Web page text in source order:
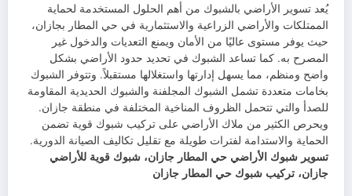
يُعد تسوير الأراضي بالشبوك من أهم الحلول المستخدمة لحماية
الممتلكات والأراضي الزراعية والاستثمارية في حي المطار بجازان،
حيث يوفر مستوى عاليًا من الأمان ويمنع التعديات والدخول غير
المصرح به. كما تساعد الشبوك في تحديد حدود الأراضي بشكل
واضح ومنظم، مما يسهل إدارتها واستغلالها مستقبلاً. وتتوفر الشبوك
بخامات متعددة تشمل الشبوك المجلفنة والشبوك الحديدية المقاومة
للصدأ والتي تتحمل الظروف المناخية المختلفة في منطقة جازان.
ويحرص الكثير من ملاك الأراضي على تركيب شبوك قوية تضمن
الحماية والاستدامة لفترات طويلة مع تقليل تكاليف الصيانة الدورية.
تسوير شبوك الأراضي حي المطار جازان، شبوك قوية للأراضي
جازان، تركيب شبوك حي المطار جازان